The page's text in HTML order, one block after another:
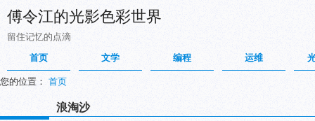
傅令江的光影色彩世界
留住记忆的点滴
首页
文学 编程 运维
您的位置： 首页
浪淘沙